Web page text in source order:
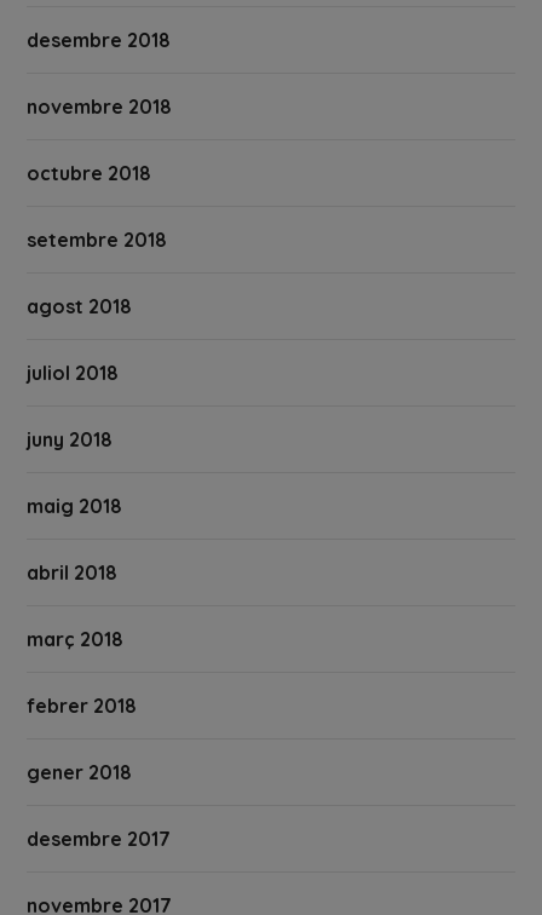
desembre 2018
novembre 2018
octubre 2018
setembre 2018
agost 2018
juliol 2018
juny 2018
maig 2018
abril 2018
març 2018
febrer 2018
gener 2018
desembre 2017
novembre 2017